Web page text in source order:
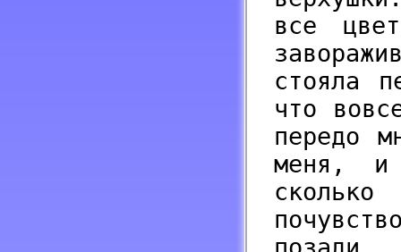
все
стояла
что
передо
меня, и